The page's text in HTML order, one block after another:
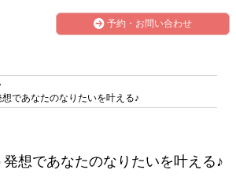
予約・お問い合わせ
であなたのなりたいを叶える♪
想であなたのなりたいを叶える♪